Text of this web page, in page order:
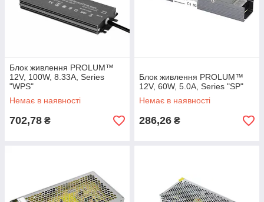
Блок живлення PROLUM™
12V, 100W, 8.33А, Series
"WPS"
Немає в наявності
702,78 ₴
Блок живлення PROLUM™
12V, 60W, 5.0А, Series "SP"
Немає в наявності
286,26 ₴